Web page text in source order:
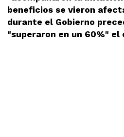
beneficios se vieron
durante el Gobierno
"superaron en un 60%" el